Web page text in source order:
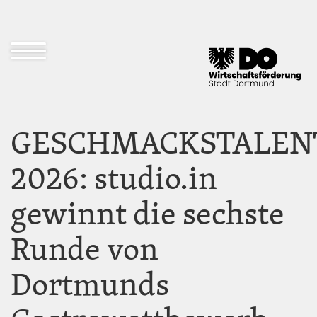
Navigation
2026: studio.in
gewinnt die sechste
Runde von
Dortmunds